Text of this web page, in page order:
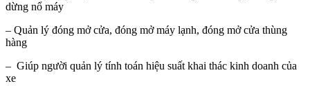
dừng nổ máy
– Quản lý đóng mở cửa, đóng mở máy lạnh, đóng mở cửa thùng
hàng
– Giúp người quản lý tính toán hiệu suất khai thác kinh doanh của
xe